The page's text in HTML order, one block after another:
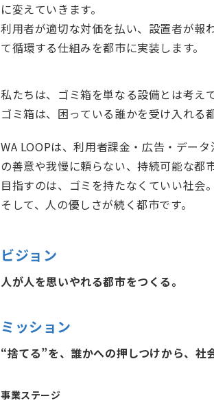
に変えていきます。
利用者が適切な対価を払い、設置者が報
て循環する仕組みを都市に実装します。
私たちは、ゴミ箱を単なる設備とは考え
ゴミ箱は、困っている誰かを受け入れる
WA LOOPは、利用者課金・広告・デー
の善意や我慢に頼らない、持続可能な都
目指すのは、ゴミを持たなくていい社会。
そして、人の優しさが続く都市です。
ビジョン
人が人を思いやれる都市をつくる。
ミッション
“捨てる”を、誰かへの押しつけから、社
事業ステージ